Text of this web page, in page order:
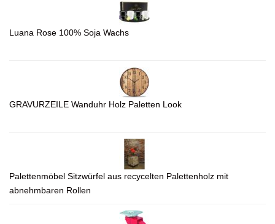
Luana Rose 100% Soja Wachs
GRAVURZEILE Wanduhr Holz Paletten Look
Palettenmöbel Sitzwürfel aus recycelten Palettenholz mit
abnehmbaren Rollen